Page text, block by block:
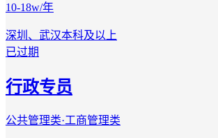
10-18w/年
深圳、武汉本科及以上
已过期
行政专员
公共管理类·工商管理类